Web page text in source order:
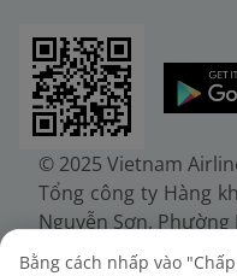
© 2025 Vietnam
Tổng công ty Hàng
Nguyễn Sơn, Phường
Điện thoại: (+84-
Bằng cách nhấp vào